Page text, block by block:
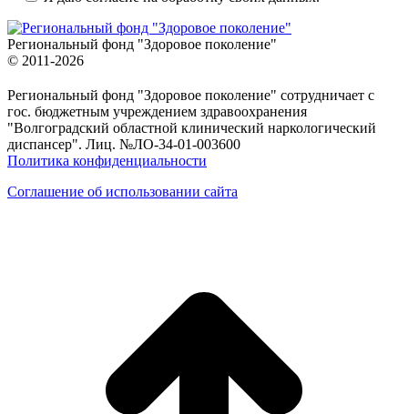
Региональный фонд "Здоровое поколение"
© 2011-2026
Региональный фонд "Здоровое поколение" сотрудничает с
гос. бюджетным учреждением здравоохранения
"Волгоградский областной клинический наркологический
диспансер". Лиц. №ЛО-34-01-003600
Политика конфиденциальности
Соглашение об использовании сайта